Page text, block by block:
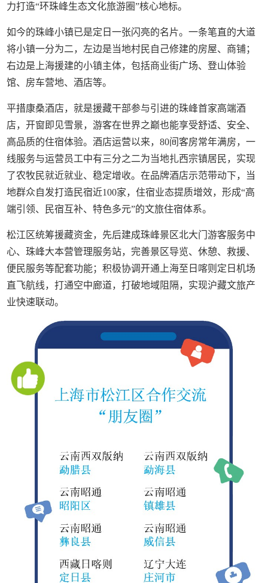
力打造“环珠峰生态文化旅游圈”核心地标。
如今的珠峰小镇已是定日一张闪亮的名片。一条笔直的大道
将小镇一分为二，左边是当地村民自己修建的房屋、商铺；
右边是上海援建的小镇主体，包括商业街广场、登山体验
馆、房车营地、酒店等。
平措康桑酒店，就是援藏干部参与引进的珠峰首家高端酒
店，开窗即见雪景，游客在世界之巅也能享受舒适、安全、
高品质的住宿体验。酒店运营以来，80间客房常年满房，一
线服务与运营员工中有三分之二为当地扎西宗镇居民，实现
了农牧民就近就业、稳定增收。在品牌酒店示范带动下，当
地群众自发打造民宿近100家，住宿业态提质增效，形成“高
端引领、民宿互补、特色多元”的文旅住宿体系。
松江区统筹援藏资金，先后建成珠峰景区北大门游客服务中
心、珠峰大本营管理服务站，完善景区导览、休憩、救援、
便民服务等配套功能；积极协调开通上海至日喀则定日机场
直飞航线，打通空中廊道，打破地域阻隔，实现沪藏文旅产
业快速联动。